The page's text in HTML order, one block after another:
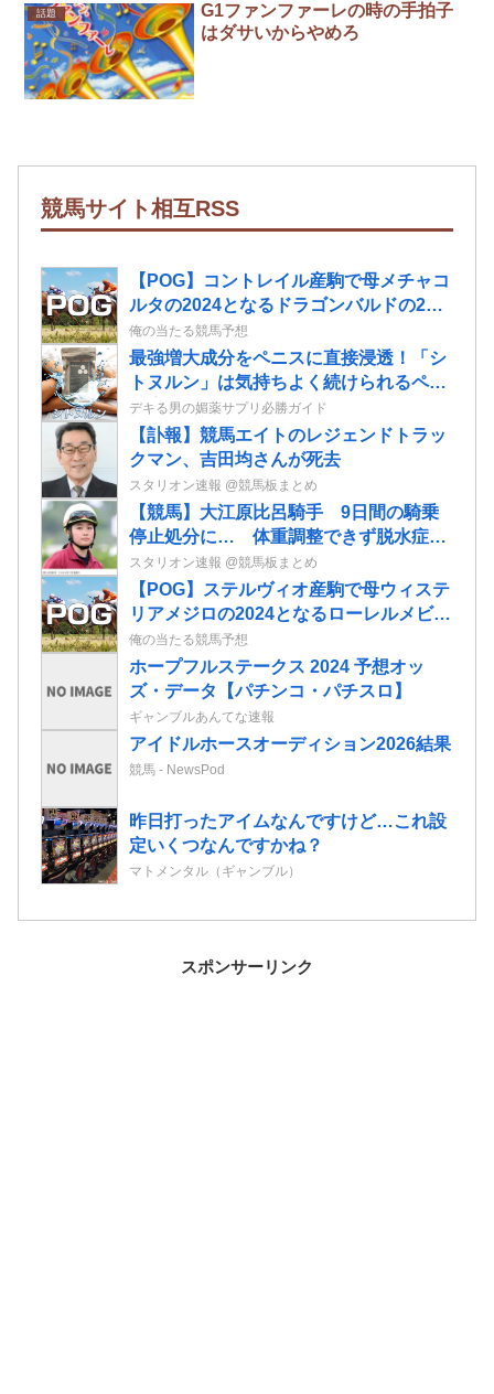
話題
G1ファンファーレの時の手拍子
はダサいからやめろ
競馬サイト相互RSS
【POG】コントレイル産駒で母メチャコ
ルタの2024となるドラゴンバルドの2歳
情報
俺の当たる競馬予想
最強増大成分をペニスに直接浸透！「シ
トヌルン」は気持ちよく続けられるペニ
ス増大ローションだ！
デキる男の媚薬サプリ必勝ガイド
【訃報】競馬エイトのレジェンドトラッ
クマン、吉田均さんが死去
スタリオン速報 @競馬板まとめ
【競馬】大江原比呂騎手 9日間の騎乗
停止処分に… 体重調整できず脱水症
JRAが発表
スタリオン速報 @競馬板まとめ
【POG】ステルヴィオ産駒で母ウィステ
リアメジロの2024となるローレルメビウ
スの2歳情報
俺の当たる競馬予想
ホープフルステークス 2024 予想オッ
ズ・データ【パチンコ・パチスロ】
ギャンブルあんてな速報
アイドルホースオーディション2026結果
競馬 - NewsPod
昨日打ったアイムなんですけど…これ設
定いくつなんですかね？
マトメンタル（ギャンブル）
スポンサーリンク